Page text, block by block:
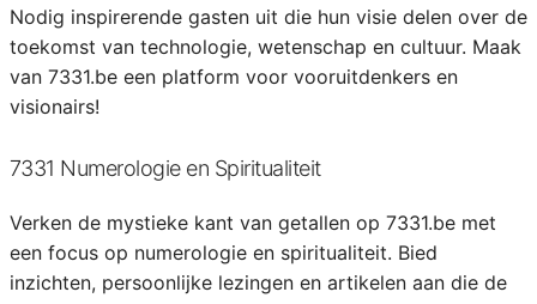
Nodig inspirerende gasten uit die hun visie delen over de
toekomst van technologie, wetenschap en cultuur. Maak
van 7331.be een platform voor vooruitdenkers en
visionairs!
7331 Numerologie en Spiritualiteit
Verken de mystieke kant van getallen op 7331.be met
een focus op numerologie en spiritualiteit. Bied
inzichten, persoonlijke lezingen en artikelen aan die de